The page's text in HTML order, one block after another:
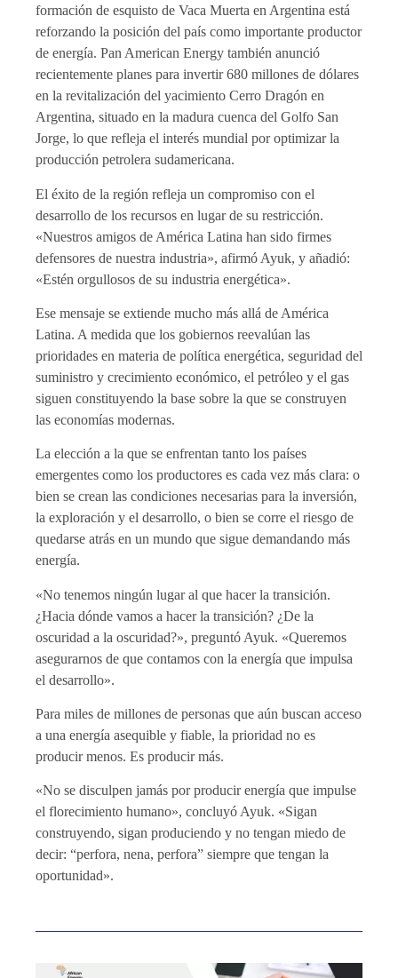
formación de esquisto de Vaca Muerta en Argentina está
reforzando la posición del país como importante productor
de energía. Pan American Energy también anunció
recientemente planes para invertir 680 millones de dólares
en la revitalización del yacimiento Cerro Dragón en
Argentina, situado en la madura cuenca del Golfo San
Jorge, lo que refleja el interés mundial por optimizar la
producción petrolera sudamericana.
El éxito de la región refleja un compromiso con el
desarrollo de los recursos en lugar de su restricción.
«Nuestros amigos de América Latina han sido firmes
defensores de nuestra industria», afirmó Ayuk, y añadió:
«Estén orgullosos de su industria energética».
Ese mensaje se extiende mucho más allá de América
Latina. A medida que los gobiernos reevalúan las
prioridades en materia de política energética, seguridad del
suministro y crecimiento económico, el petróleo y el gas
siguen constituyendo la base sobre la que se construyen
las economías modernas.
La elección a la que se enfrentan tanto los países
emergentes como los productores es cada vez más clara: o
bien se crean las condiciones necesarias para la inversión,
la exploración y el desarrollo, o bien se corre el riesgo de
quedarse atrás en un mundo que sigue demandando más
energía.
«No tenemos ningún lugar al que hacer la transición.
¿Hacia dónde vamos a hacer la transición? ¿De la
oscuridad a la oscuridad?», preguntó Ayuk. «Queremos
asegurarnos de que contamos con la energía que impulsa
el desarrollo».
Para miles de millones de personas que aún buscan acceso
a una energía asequible y fiable, la prioridad no es
producir menos. Es producir más.
«No se disculpen jamás por producir energía que impulse
el florecimiento humano», concluyó Ayuk. «Sigan
construyendo, sigan produciendo y no tengan miedo de
decir: “perfora, nena, perfora” siempre que tengan la
oportunidad».